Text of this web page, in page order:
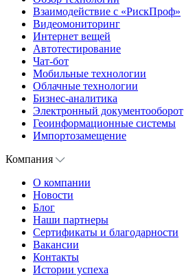
Взаимодействие с «РискПроф»
Видеомониторинг
Интернет вещей
Автотестирование
Чат-бот
Мобильные технологии
Облачные технологии
Бизнес-аналитика
Электронный документооборот
Геоинформационные системы
Импортозамещение
Компания
О компании
Новости
Блог
Наши партнеры
Сертификаты и благодарности
Вакансии
Контакты
Истории успеха